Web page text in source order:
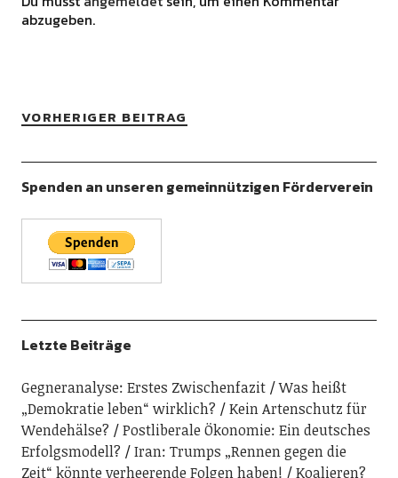
abzugeben.
VORHERIGER BEITRAG
Spenden an unseren gemeinnützigen Förderverein
Letzte Beiträge
Gegneranalyse: Erstes Zwischenfazit
Was heißt
„Demokratie leben“ wirklich?
Kein Artenschutz für
Wendehälse?
Postliberale Ökonomie: Ein deutsches
Erfolgsmodell?
Iran: Trumps „Rennen gegen die
Zeit“ könnte verheerende Folgen haben!
Koalieren?